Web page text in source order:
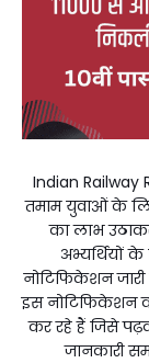
Indian Railway
तमाम युवाओं के
का लाभ
अभ्यर्थियों
नोटिफिकेशन
इस नोटिफिकेशन
कर रहे हैं जिसे
जानकारी